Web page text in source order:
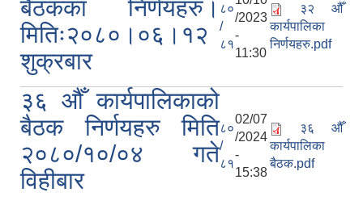
बैठकका निर्णयहरु।
मितिः२०८०।०६।१२
शुक्रबार
८०
/
८१
/2023
-
11:30
३२ औँ
कार्यपालिका
निर्णयहरु.pdf
३६ औँ कार्यपालिकाको
बैठक निर्णयहरु मिति
२०८०/१०/०४ गते
विहीबार
८०
/
८१
02/07
/2024
-
15:38
३६ औँ
कार्यपालिका
बैठक.pdf